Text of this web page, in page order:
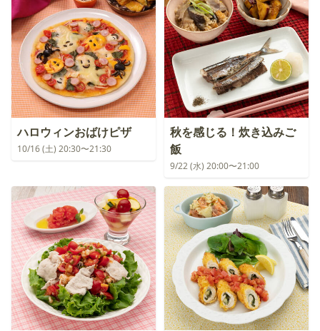
ハロウィンおばけピザ
10/16 (土) 20:30〜21:30
秋を感じる！炊き込みご
飯
9/22 (水) 20:00〜21:00